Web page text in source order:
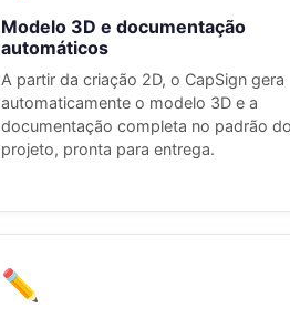
Modelo 3D e documentação
automáticos
A partir da criação 2D, o CapSign gera
automaticamente o modelo 3D e a
documentação completa no padrão do
projeto, pronta para entrega.
✏️